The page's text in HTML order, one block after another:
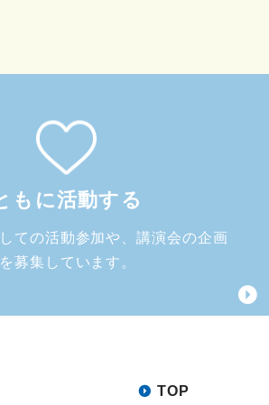
もに活動する
ての活動参加や、講演会の企画
募集しています。
TOP